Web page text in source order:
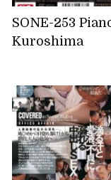
SONE-253
Kuroshima